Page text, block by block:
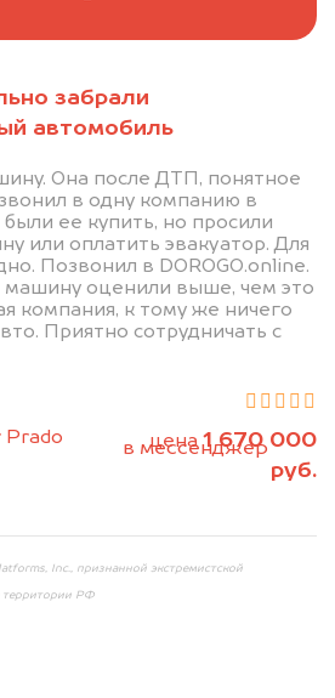
забрали
автомобиль
Она после ДТП, понятное
в одну компанию в
ее купить, но просили
или оплатить эвакуатор. Для
Позвонил в DOROGO.online.
машину оценили выше, чем это
компания, к тому же ничего
Приятно сотрудничать с
Prado
цена1 670 000
руб.
автомобиля — через
машину:
в мессенджер
почту
Inc., признанной экстремистской
территории РФ